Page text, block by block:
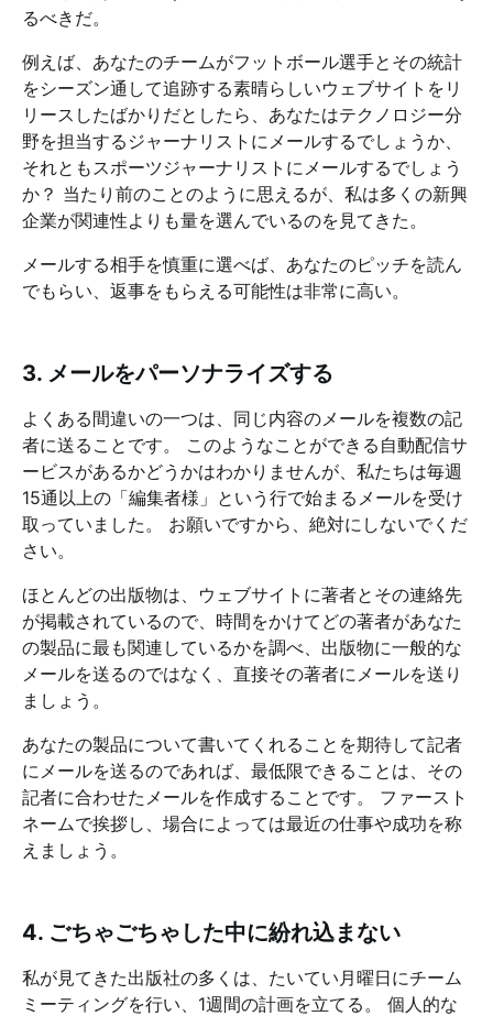
るべきだ。
例えば、あなたのチームがフットボール選手とその統計
をシーズン通して追跡する素晴らしいウェブサイトをリ
リースしたばかりだとしたら、あなたはテクノロジー分
野を担当するジャーナリストにメールするでしょうか、
それともスポーツジャーナリストにメールするでしょう
か？ 当たり前のことのように思えるが、私は多くの新興
企業が関連性よりも量を選んでいるのを見てきた。
メールする相手を慎重に選べば、あなたのピッチを読ん
でもらい、返事をもらえる可能性は非常に高い。
3. メールをパーソナライズする
よくある間違いの一つは、同じ内容のメールを複数の記
者に送ることです。 このようなことができる自動配信サ
ービスがあるかどうかはわかりませんが、私たちは毎週
15通以上の「編集者様」という行で始まるメールを受け
取っていました。 お願いですから、絶対にしないでくだ
さい。
ほとんどの出版物は、ウェブサイトに著者とその連絡先
が掲載されているので、時間をかけてどの著者があなた
の製品に最も関連しているかを調べ、出版物に一般的な
メールを送るのではなく、直接その著者にメールを送り
ましょう。
あなたの製品について書いてくれることを期待して記者
にメールを送るのであれば、最低限できることは、その
記者に合わせたメールを作成することです。 ファースト
ネームで挨拶し、場合によっては最近の仕事や成功を称
えましょう。
4. ごちゃごちゃした中に紛れ込まない
私が見てきた出版社の多くは、たいてい月曜日にチーム
ミーティングを行い、1週間の計画を立てる。 個人的な